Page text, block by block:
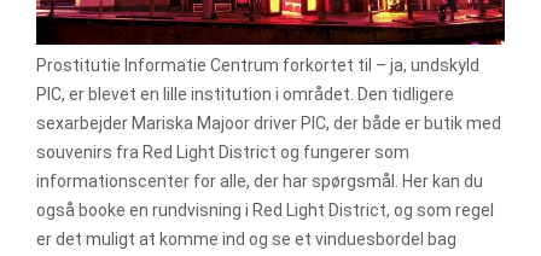
Prostitutie Informatie Centrum forkortet til – ja, undskyld
PIC, er blevet en lille institution i området. Den tidligere
sexarbejder Mariska Majoor driver PIC, der både er butik med
souvenirs fra Red Light District og fungerer som
informationscenter for alle, der har spørgsmål. Her kan du
også booke en rundvisning i Red Light District, og som regel
er det muligt at komme ind og se et vinduesbordel bag